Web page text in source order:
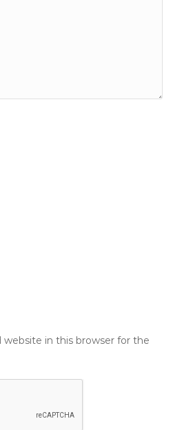
website in this browser for the